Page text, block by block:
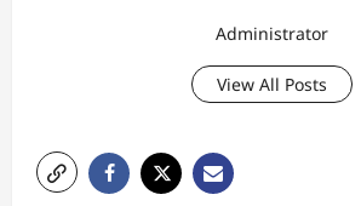
Administrator
View All Posts